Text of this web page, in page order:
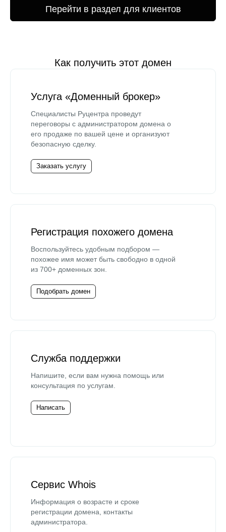
Перейти в раздел для клиентов
Как получить этот домен
Услуга «Доменный брокер»
Специалисты Руцентра проведут
переговоры с администратором домена о
его продаже по вашей цене и организуют
безопасную сделку.
Заказать услугу
Регистрация похожего домена
Воспользуйтесь удобным подбором —
похожее имя может быть свободно в одной
из 700+ доменных зон.
Подобрать домен
Служба поддержки
Напишите, если вам нужна помощь или
консультация по услугам.
Написать
Сервис Whois
Информация о возрасте и сроке
регистрации домена, контакты
администратора.